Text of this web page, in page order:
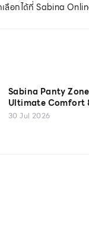
ลือกได้ที่ Sabina
Sabina Panty
Ultimate Comfort
30 Jul 2026